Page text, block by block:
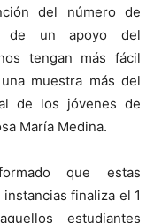
del número de
de un apoyo del
tengan más fácil
muestra más del
de los jóvenes de
María Medina.
que estas
finaliza el 1
estudiantes